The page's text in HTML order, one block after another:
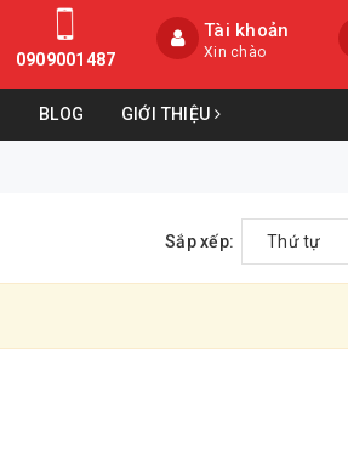
0909001487
Tài khoản
Xin chào
BLOG GIỚI THIỆU
Sắp xếp: Thứ tự